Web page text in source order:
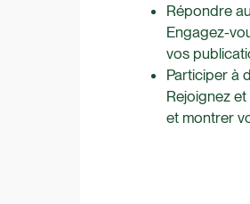
Répondre
Engagez-
vos
Participer à
Rejoignez
et montrer